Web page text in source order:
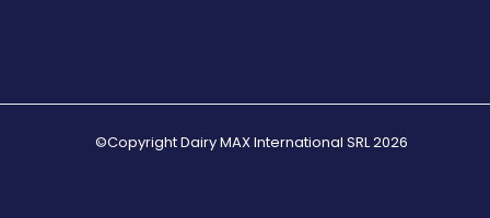
Silozuri cereale©Copyright Dairy MAX International SRL 2026